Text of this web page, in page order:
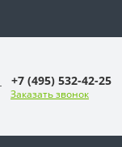
+7 (495) 532-42-25
Заказать звонок